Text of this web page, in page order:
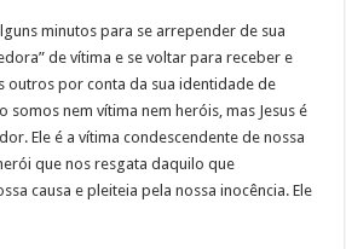
minutos para se arrepender de sua
de vítima e se voltar para receber e
outros por conta da sua identidade de
somos nem vítima nem heróis, mas Jesus é
Ele é a vítima condescendente de nossa
que nos resgata daquilo que
causa e pleiteia pela nossa inocência. Ele